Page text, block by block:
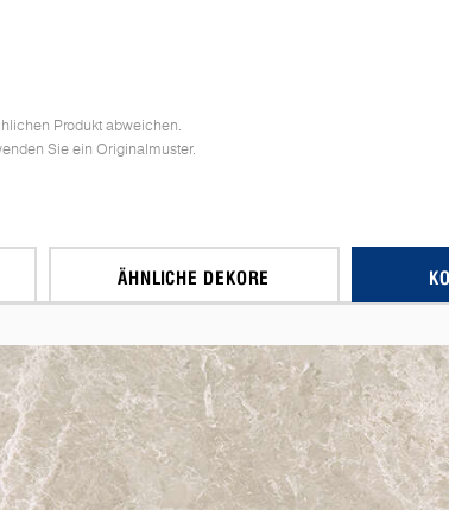
Produkt abweichen.
Sie ein Originalmuster.
ÄHNLICHE DEKORE